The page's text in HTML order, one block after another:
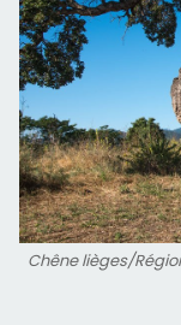
Chêne lièges/